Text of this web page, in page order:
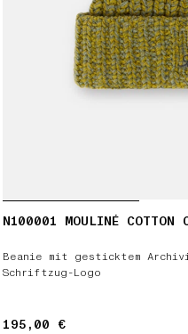
N100001 MOULINÉ COTTON
Beanie mit gesticktem
Schriftzug-Logo
195,00 €
195,00 €